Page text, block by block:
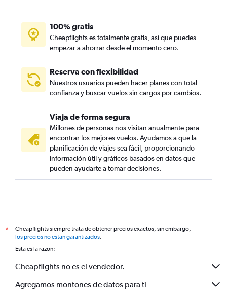
100% gratis
Cheapflights es totalmente gratis, así que puedes
empezar a ahorrar desde el momento cero.
Reserva con flexibilidad
Nuestros usuarios pueden hacer planes con total
confianza y buscar vuelos sin cargos por cambios.
Viaja de forma segura
Millones de personas nos visitan anualmente para
encontrar los mejores vuelos. Ayudamos a que la
planificación de viajes sea fácil, proporcionando
información útil y gráficos basados en datos que
pueden ayudarte a tomar decisiones.
*
Cheapflights siempre trata de obtener precios exactos, sin embargo,
los precios no están garantizados.
Esta es la razón:
Cheapflights no es el vendedor.
Agregamos montones de datos para ti